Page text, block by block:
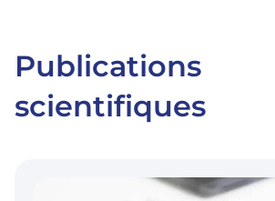
Publications
scientifiques